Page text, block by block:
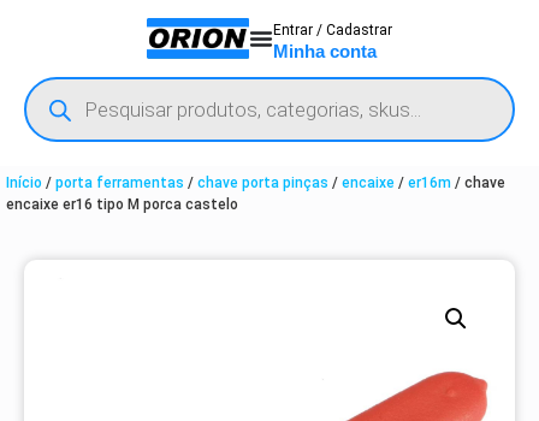
Entrar / Cadastrar
Minha conta
Início / porta ferramentas / chave porta pinças / encaixe / er16m / chave
encaixe er16 tipo M porca castelo